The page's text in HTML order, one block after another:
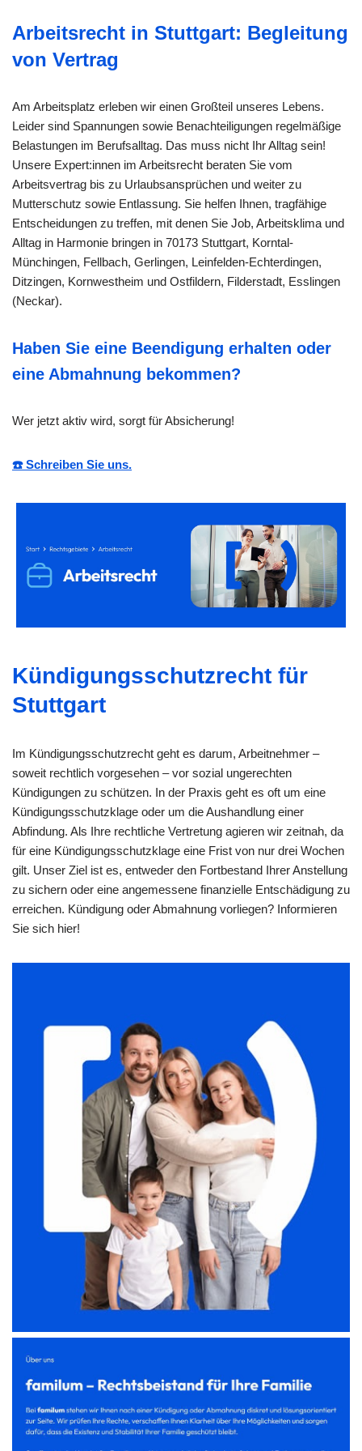
Arbeitsrecht in Stuttgart: Begleitung
von Vertrag
Am Arbeitsplatz erleben wir einen Großteil unseres Lebens.
Leider sind Spannungen sowie Benachteiligungen regelmäßige
Belastungen im Berufsalltag. Das muss nicht Ihr Alltag sein!
Unsere Expert:innen im Arbeitsrecht beraten Sie vom
Arbeitsvertrag bis zu Urlaubsansprüchen und weiter zu
Mutterschutz sowie Entlassung. Sie helfen Ihnen, tragfähige
Entscheidungen zu treffen, mit denen Sie Job, Arbeitsklima und
Alltag in Harmonie bringen in 70173 Stuttgart, Korntal-
Münchingen, Fellbach, Gerlingen, Leinfelden-Echterdingen,
Ditzingen, Kornwestheim und Ostfildern, Filderstadt, Esslingen
(Neckar).
Haben Sie eine Beendigung erhalten oder
eine Abmahnung bekommen?
Wer jetzt aktiv wird, sorgt für Absicherung!
☎️ Schreiben Sie uns.
Kündigungsschutzrecht für
Stuttgart
Im Kündigungsschutzrecht geht es darum, Arbeitnehmer –
soweit rechtlich vorgesehen – vor sozial ungerechten
Kündigungen zu schützen. In der Praxis geht es oft um eine
Kündigungsschutzklage oder um die Aushandlung einer
Abfindung. Als Ihre rechtliche Vertretung agieren wir zeitnah, da
für eine Kündigungsschutzklage eine Frist von nur drei Wochen
gilt. Unser Ziel ist es, entweder den Fortbestand Ihrer Anstellung
zu sichern oder eine angemessene finanzielle Entschädigung zu
erreichen. Kündigung oder Abmahnung vorliegen? Informieren
Sie sich hier!